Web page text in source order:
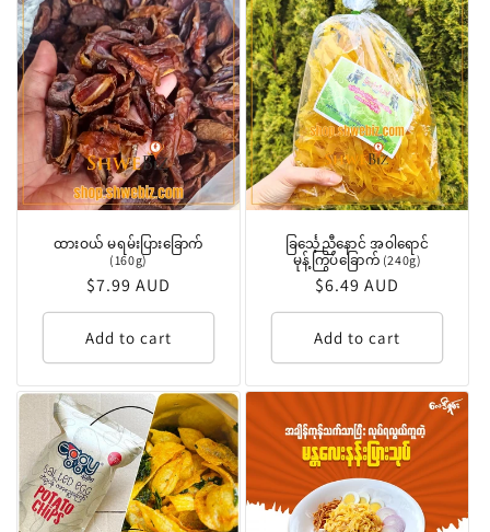
ထားဝယ် မရမ်းပြားခြောက်
(160g)
Regular
price
$7.99 AUD
Add to cart
ခြင်္သေ့ညီနောင် အဝါရောင်
မုန့်ကြွပ်ခြောက် (240g)
Regular
price
$6.49 AUD
Add to cart